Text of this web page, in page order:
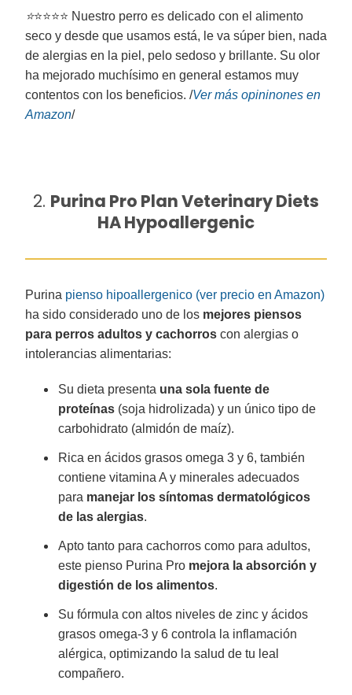
⭐⭐⭐⭐⭐ Nuestro perro es delicado con el alimento
seco y desde que usamos está, le va súper bien, nada
de alergias en la piel, pelo sedoso y brillante. Su olor
ha mejorado muchísimo en general estamos muy
contentos con los beneficios. /Ver más opininones en
Amazon/
2. Purina Pro Plan Veterinary Diets
HA Hypoallergenic
Purina pienso hipoallergenico (ver precio en Amazon)
ha sido considerado uno de los mejores piensos
para perros adultos y cachorros con alergias o
intolerancias alimentarias:
Su dieta presenta una sola fuente de
proteínas (soja hidrolizada) y un único tipo de
carbohidrato (almidón de maíz).
Rica en ácidos grasos omega 3 y 6, también
contiene vitamina A y minerales adecuados
para manejar los síntomas dermatológicos
de las alergias.
Apto tanto para cachorros como para adultos,
este pienso Purina Pro mejora la absorción y
digestión de los alimentos.
Su fórmula con altos niveles de zinc y ácidos
grasos omega-3 y 6 controla la inflamación
alérgica, optimizando la salud de tu leal
compañero.